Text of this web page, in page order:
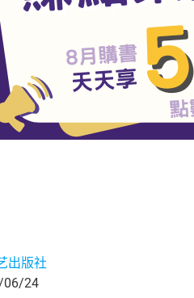
出版社
06/24